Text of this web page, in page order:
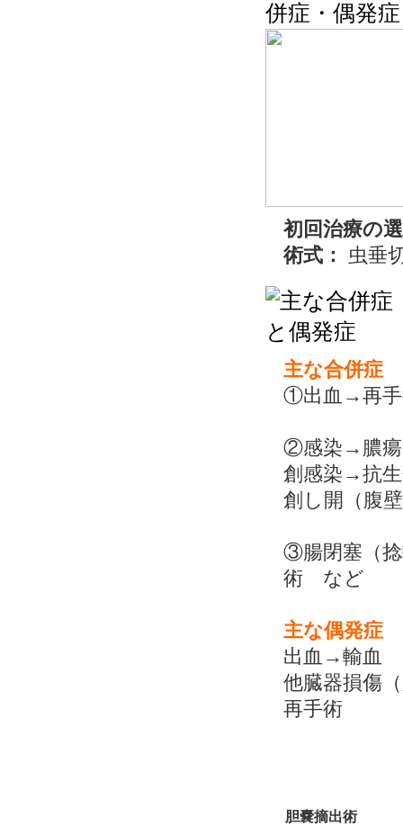
初回治療の
術式：
虫垂
主な合併症
①出血→再手
②感染→膿瘍
創感染→抗
創し開（腹
③腸閉塞（
術 など
主な偶発症
出血→輸血
他臓器損傷
再手術
胆嚢摘出術